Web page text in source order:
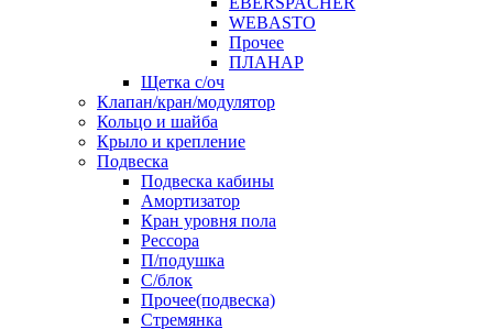
WEBASTO
Прочее
ПЛАНАР
Щетка с/оч
Клапан/кран/модулятор
Кольцо и шайба
Крыло и крепление
Подвеска
Подвеска кабины
Амортизатор
Кран уровня пола
Рессора
П/подушка
С/блок
Прочее(подвеска)
Стремянка